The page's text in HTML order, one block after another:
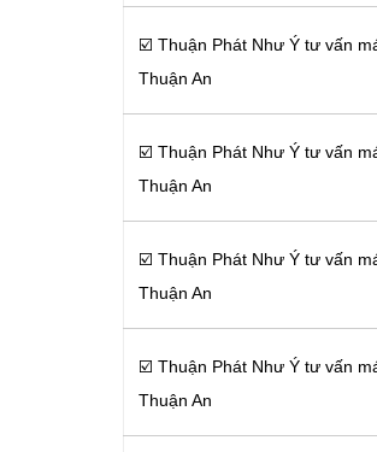
☑️ Thuận Phát Như Ý tư vấn
Thuận An
☑️ Thuận Phát Như Ý tư vấn
Thuận An
☑️ Thuận Phát Như Ý tư vấn
Thuận An
☑️ Thuận Phát Như Ý tư vấn
Thuận An